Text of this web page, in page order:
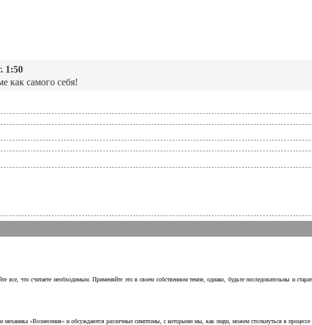
1:50
как самого себя!
что считаете необходимым. Применяйте это в своем собственном темпе, однако, будьте последовательны и
механика «Вознесения» и обсуждаются различные симптомы, с которыми мы, как люди, можем столкнуться в